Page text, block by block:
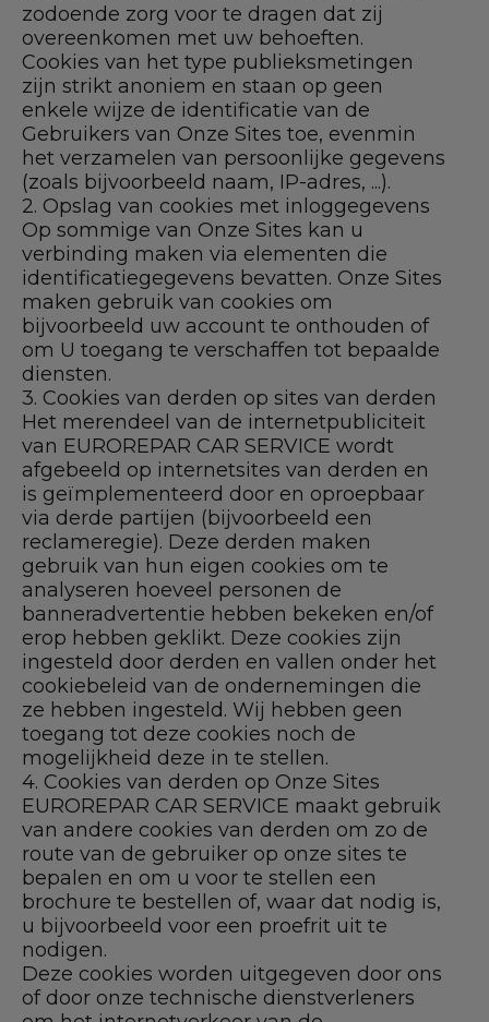
zodoende zorg voor te dragen dat zij
overeenkomen met uw behoeften.
Cookies van het type publieksmetingen
zijn strikt anoniem en staan op geen
enkele wijze de identificatie van de
Gebruikers van Onze Sites toe, evenmin
het verzamelen van persoonlijke gegevens
(zoals bijvoorbeeld naam, IP-adres, ...).
2. Opslag van cookies met inloggegevens
Op sommige van Onze Sites kan u
verbinding maken via elementen die
identificatiegegevens bevatten. Onze Sites
maken gebruik van cookies om
bijvoorbeeld uw account te onthouden of
om U toegang te verschaffen tot bepaalde
diensten.
3. Cookies van derden op sites van derden
Het merendeel van de internetpubliciteit
van EUROREPAR CAR SERVICE wordt
afgebeeld op internetsites van derden en
is geïmplementeerd door en oproepbaar
via derde partijen (bijvoorbeeld een
reclameregie). Deze derden maken
gebruik van hun eigen cookies om te
analyseren hoeveel personen de
banneradvertentie hebben bekeken en/of
erop hebben geklikt. Deze cookies zijn
ingesteld door derden en vallen onder het
cookiebeleid van de ondernemingen die
ze hebben ingesteld. Wij hebben geen
toegang tot deze cookies noch de
mogelijkheid deze in te stellen.
4. Cookies van derden op Onze Sites
EUROREPAR CAR SERVICE maakt gebruik
van andere cookies van derden om zo de
route van de gebruiker op onze sites te
bepalen en om u voor te stellen een
brochure te bestellen of, waar dat nodig is,
u bijvoorbeeld voor een proefrit uit te
nodigen.
Deze cookies worden uitgegeven door ons
of door onze technische dienstverleners